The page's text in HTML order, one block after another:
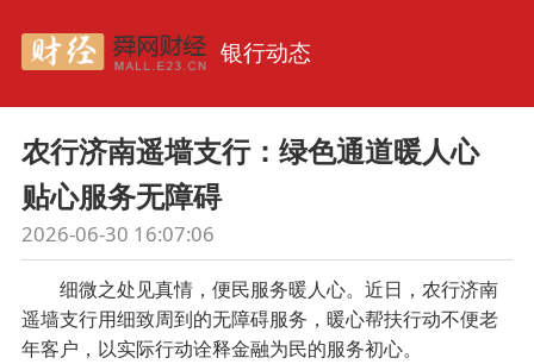
银行动态
农行济南遥墙支行：绿色通道暖人心
贴心服务无障碍
2026-06-30 16:07:06
细微之处见真情，便民服务暖人心。近日，农行济南
遥墙支行用细致周到的无障碍服务，暖心帮扶行动不便老
年客户，以实际行动诠释金融为民的服务初心。